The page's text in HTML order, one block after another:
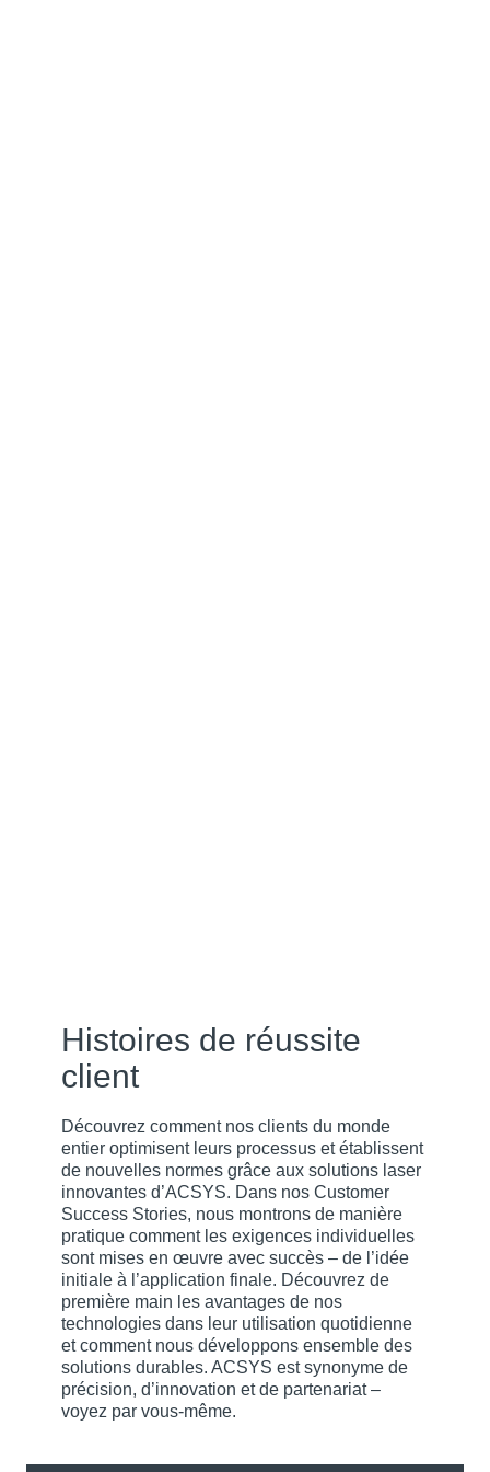
Histoires de réussite
client
Découvrez comment nos clients du monde
entier optimisent leurs processus et établissent
de nouvelles normes grâce aux solutions laser
innovantes d’ACSYS. Dans nos Customer
Success Stories, nous montrons de manière
pratique comment les exigences individuelles
sont mises en œuvre avec succès – de l’idée
initiale à l’application finale. Découvrez de
première main les avantages de nos
technologies dans leur utilisation quotidienne
et comment nous développons ensemble des
solutions durables. ACSYS est synonyme de
précision, d’innovation et de partenariat –
voyez par vous-même.
ACSYS x Stahlwille
Nikolas Meyer est le nouveau CSO d’ACSYS
Lasertechnik GmbH